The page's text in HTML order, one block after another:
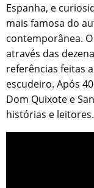
Espanha, e
mais famosa do
contemporânea.
através das
referências feitas
escudeiro. Após
Dom Quixote e
histórias e leitores.